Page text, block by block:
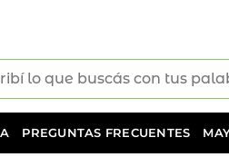
PREGUNTAS FRECUENTES